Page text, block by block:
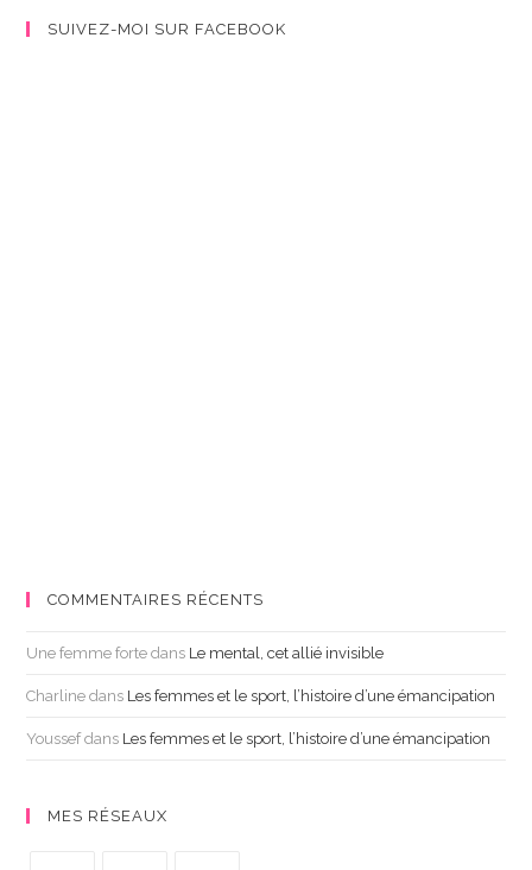
SUIVEZ-MOI SUR FACEBOOK
COMMENTAIRES RÉCENTS
Une femme forte dans Le mental, cet allié invisible
Charline dans Les femmes et le sport, l’histoire d’une émancipation
Youssefdans Les femmes et le sport, l’histoire d’une émancipation
MES RÉSEAUX